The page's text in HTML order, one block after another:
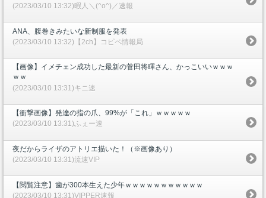
(2023/03/10 13:32)暇人＼(^o^)／速報
ANA、腹巻きみたいな新制服を発表
(2023/03/10 13:32)【2ch】コピペ情報局
【画像】イメチェン成功した最新の菅田将暉さん、かっこいいｗｗｗ
ｗｗ
(2023/03/10 13:31)キニ速
【衝撃画像】発達の指の爪、99%が「これ」ｗｗｗｗｗ
(2023/03/10 13:31)ふぇー速
夜だからライザのアトリエ描いた！（※画像あり）
(2023/03/10 13:31)流速VIP
【閲覧注意】歯が300本生えた少年ｗｗｗｗｗｗｗｗｗｗｗ
(2023/03/10 13:31)VIPPER速報